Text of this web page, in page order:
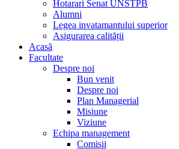
Hotarari Senat UNSTPB
Alumni
Legea invatamantului superior
Asigurarea calității
Acasă
Facultate
Despre noi
Bun venit
Despre noi
Plan Managerial
Misiune
Viziune
Echipa management
Comisii